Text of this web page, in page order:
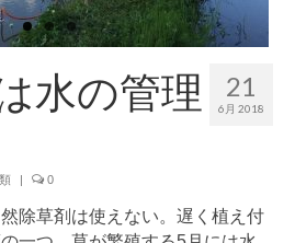
21
6月 2018
水の管理
| 0
除草剤は使えない。遅く植え付